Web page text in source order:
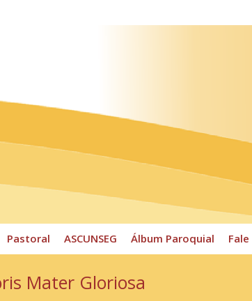
Pastoral ASCUNSEG Álbum Paroquial
Mater Gloriosa